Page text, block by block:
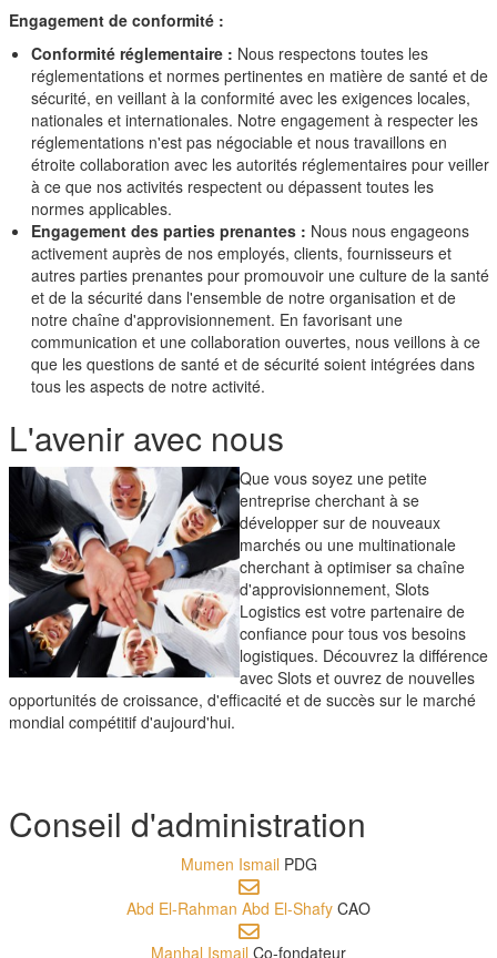
Engagement de conformité :
Conformité réglementaire : Nous respectons toutes les
réglementations et normes pertinentes en matière de santé et de
sécurité, en veillant à la conformité avec les exigences locales,
nationales et internationales. Notre engagement à respecter les
réglementations n'est pas négociable et nous travaillons en
étroite collaboration avec les autorités réglementaires pour veiller
à ce que nos activités respectent ou dépassent toutes les
normes applicables.
Engagement des parties prenantes : Nous nous engageons
activement auprès de nos employés, clients, fournisseurs et
autres parties prenantes pour promouvoir une culture de la santé
et de la sécurité dans l'ensemble de notre organisation et de
notre chaîne d'approvisionnement. En favorisant une
communication et une collaboration ouvertes, nous veillons à ce
que les questions de santé et de sécurité soient intégrées dans
tous les aspects de notre activité.
L'avenir avec nous
Que vous soyez une petite
entreprise cherchant à se
développer sur de nouveaux
marchés ou une multinationale
cherchant à optimiser sa chaîne
d'approvisionnement, Slots
Logistics est votre partenaire de
confiance pour tous vos besoins
logistiques. Découvrez la différence
avec Slots et ouvrez de nouvelles
opportunités de croissance, d'efficacité et de succès sur le marché
mondial compétitif d'aujourd'hui.
Conseil d'administration
Mumen Ismail PDG
Abd El-Rahman Abd El-Shafy CAO
Manhal Ismail Co-fondateur